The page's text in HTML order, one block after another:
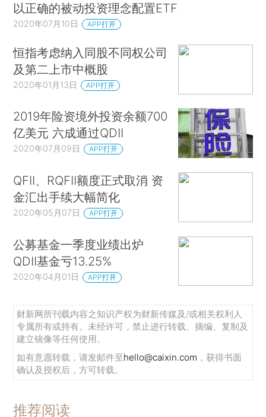
以正确的被动投资理念配置ETF
2020年07月10日 APP打开
恒指考虑纳入同股不同权公司
及第二上市中概股
2020年01月13日 APP打开
2019年险资境外投资余额700
亿美元 六成通过QDII
2020年07月09日 APP打开
QFII、RQFII额度正式取消 资
金汇出手续大幅简化
2020年05月07日 APP打开
公募基金一季度业绩出炉
QDII基金亏13.25%
2020年04月01日 APP打开
财新网所刊载内容之知识产权为财新传媒及/或相关权利人
专属所有或持有。未经许可，禁止进行转载、摘编、复制及
建立镜像等任何使用。
如有意愿转载，请发邮件至hello@caixin.com ，获得书面
确认及授权后，方可转载。
推荐阅读